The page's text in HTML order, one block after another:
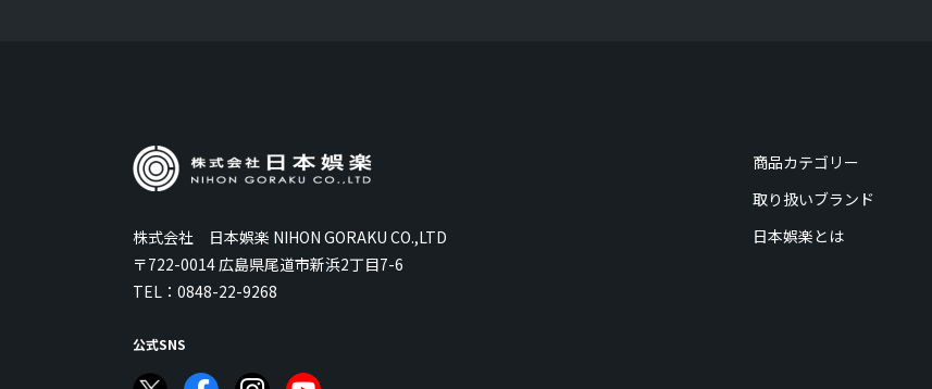
株式会社 日本娯楽 NIHON GORAKU CO.,LTD
〒722-0014 広島県尾道市新浜2丁目7-6
TEL： 0848-22-9268
公式SNS
商品カテゴリー
取り扱いブランド
日本娯楽とは